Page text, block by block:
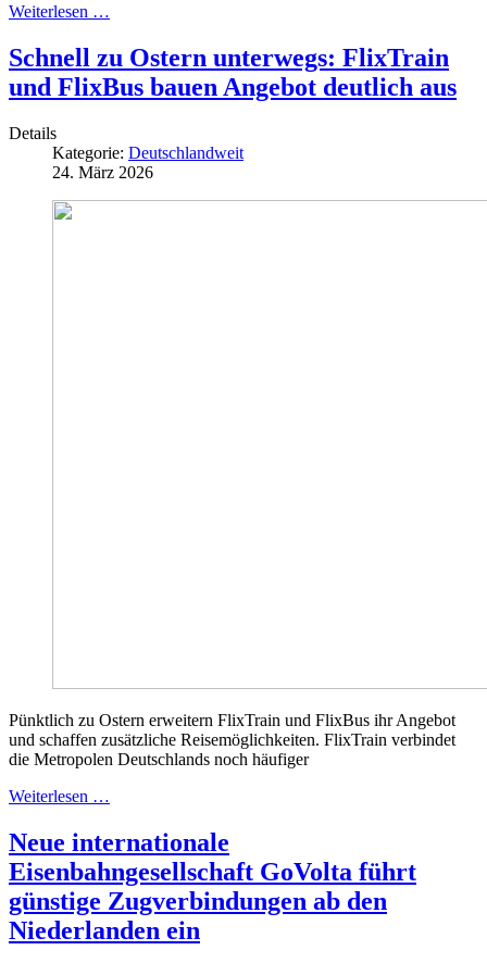
Weiterlesen …
Schnell zu Ostern unterwegs: FlixTrain
und FlixBus bauen Angebot deutlich aus
Details
Kategorie: Deutschlandweit
24. März 2026
Pünktlich zu Ostern erweitern FlixTrain und FlixBus ihr Angebot
und schaffen zusätzliche Reisemöglichkeiten. FlixTrain verbindet
die Metropolen Deutschlands noch häufiger
Weiterlesen …
Neue internationale
Eisenbahngesellschaft GoVolta führt
günstige Zugverbindungen ab den
Niederlanden ein